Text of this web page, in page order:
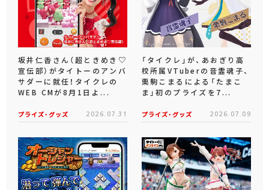
坂井仁香さん（超ときめき♡
宣伝部）がタイトーのアンバ
サダーに就任！タイクレの
WEB CMが8月1日よ...
プライズ・グッズ 2026.07.31
「タイクレ」が、あおぎり高
校所属VTuberの音霊魂子、
栗駒こまるによる「たまこ
ま」初のプライズを7...
プライズ・グッズ 2026.07.09